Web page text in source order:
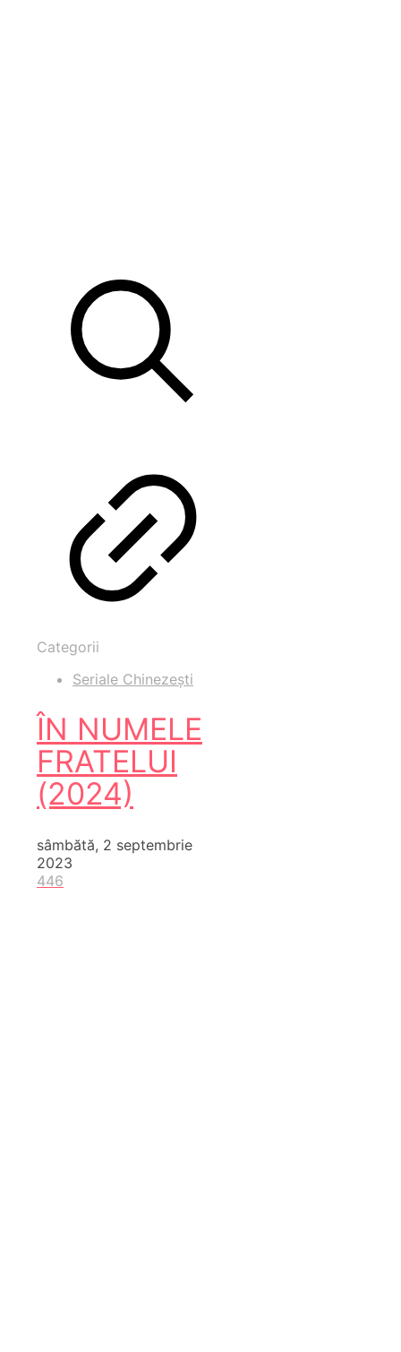
Categorii
Seriale Chinezești
ÎN NUMELE
FRATELUI
(2024)
sâmbătă, 2 septembrie
2023
446